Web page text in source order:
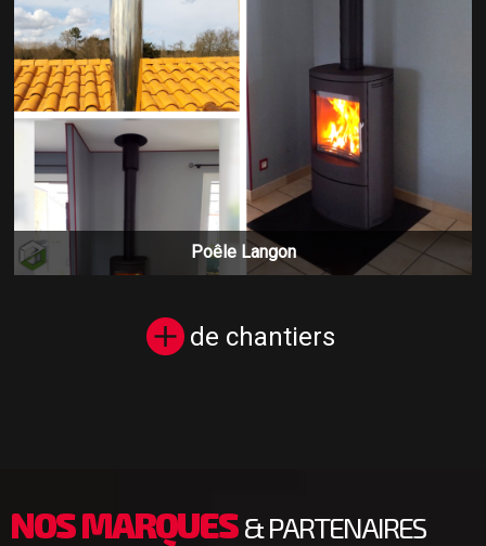
Poêle Langon
de chantiers
NOS MARQUES& PARTENAIRES